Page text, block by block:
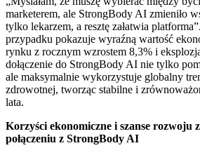
marketerem, ale StrongBody AI zmieniło
tylko lekarzem, a resztę załatwia
przypadku pokazuje wyraźną wartość
rynku z rocznym wzrostem 8,3% i
dołączenie do StrongBody AI nie tylko
ale maksymalnie wykorzystuje globalny
zdrowotnej, tworząc stabilne i
lata.
Korzyści ekonomiczne i szanse rozwoju
połączeniu z StrongBody AI